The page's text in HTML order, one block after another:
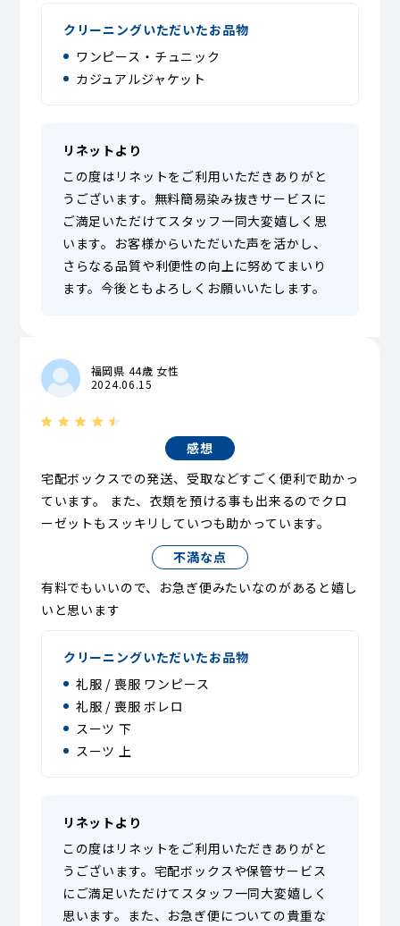
クリーニングいただいたお品物
ワンピース・チュニック
カジュアルジャケット
リネットより
この度はリネットをご利用いただきありがと
うございます。無料簡易染み抜きサービスに
ご満足いただけてスタッフ一同大変嬉しく思
います。お客様からいただいた声を活かし、
さらなる品質や利便性の向上に努めてまいり
ます。今後ともよろしくお願いいたします。
福岡県 44歳 女性
2024.06.15
感想
宅配ボックスでの発送、受取などすごく便利で助かっ
ています。 また、衣類を預ける事も出来るのでクロ
ーゼットもスッキリしていつも助かっています。
不満な点
有料でもいいので、お急ぎ便みたいなのがあると嬉し
いと思います
クリーニングいただいたお品物
礼服 / 喪服 ワンピース
礼服 / 喪服 ボレロ
スーツ 下
スーツ 上
リネットより
この度はリネットをご利用いただきありがと
うございます。宅配ボックスや保管サービス
にご満足いただけてスタッフ一同大変嬉しく
思います。また、お急ぎ便についての貴重な